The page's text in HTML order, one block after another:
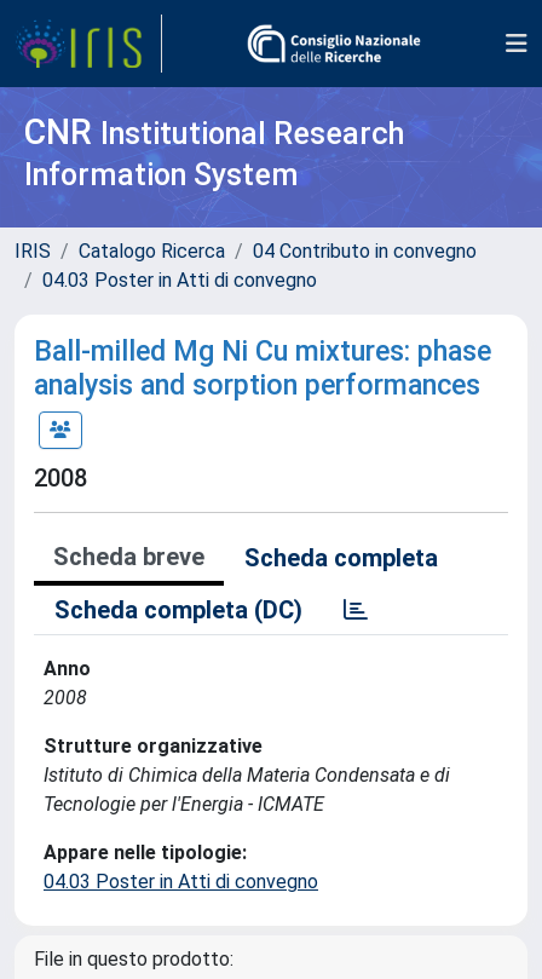
CNR Institutional Research
Information System
IRIS Catalogo Ricerca
04 Contributo in convegno
04.03 Poster in Atti di convegno
Ball-milled Mg Ni Cu mixtures: phase
analysis and sorption performances
2008
Scheda breve
Scheda completa
Scheda completa (DC)
Anno
2008
Strutture organizzative
Istituto di Chimica della Materia Condensata e di
Tecnologie per l'Energia - ICMATE
Appare nelle tipologie:
04.03 Poster in Atti di convegno
File in questo prodotto: